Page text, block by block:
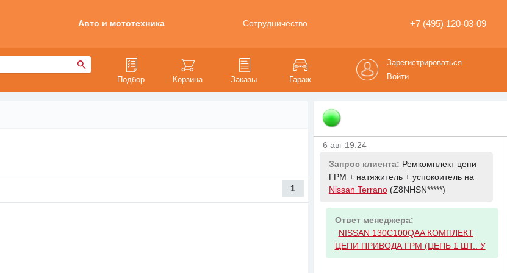
Авто и мототехника Сотрудничество +7 (495) 120-03-09
Подбор Корзина Заказы Гараж
Зарегистрироваться
Войти
1
Комплект
Ответ менеджера:
НАРУЖНОЙ ОКР
6 авг 19:24
Запрос клиента: Ремкомплект цепи
ГРМ + натяжитель + успокоитель на
Nissan Terrano(Z8NHSN*****)
Ответ менеджера:
- NISSAN 130C100QAA КОМПЛЕКТ
ЦЕПИ ПРИВОДА ГРМ (ЦЕПЬ 1 ШТ.. У